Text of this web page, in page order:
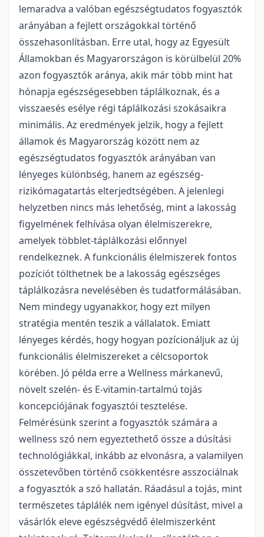
lemaradva a valóban egészségtudatos fogyasztók
arányában a fejlett országokkal történő
összehasonlításban. Erre utal, hogy az Egyesült
Államokban és Magyarországon is körülbelül 20%
azon fogyasztók aránya, akik már több mint hat
hónapja egészségesebben táplálkoznak, és a
visszaesés esélye régi táplálkozási szokásaikra
minimális. Az eredmények jelzik, hogy a fejlett
államok és Magyarország között nem az
egészségtudatos fogyasztók arányában van
lényeges különbség, hanem az egészség-
rizikómagatartás elterjedtségében. A jelenlegi
helyzetben nincs más lehetőség, mint a lakosság
figyelmének felhívása olyan élelmiszerekre,
amelyek többlet-táplálkozási előnnyel
rendelkeznek. A funkcionális élelmiszerek fontos
pozíciót tölthetnek be a lakosság egészséges
táplálkozásra nevelésében és tudatformálásában.
Nem mindegy ugyanakkor, hogy ezt milyen
stratégia mentén teszik a vállalatok. Emiatt
lényeges kérdés, hogy hogyan pozícionáljuk az új
funkcionális élelmiszereket a célcsoportok
körében. Jó példa erre a Wellness márkanevű,
növelt szelén- és E-vitamin-tartalmú tojás
koncepciójának fogyasztói tesztelése.
Felmérésünk szerint a fogyasztók számára a
wellness szó nem egyeztethető össze a dúsítási
technológiákkal, inkább az elvonásra, a valamilyen
összetevőben történő csökkentésre asszociálnak
a fogyasztók a szó hallatán. Ráadásul a tojás, mint
természetes táplálék nem igényel dúsítást, mivel a
vásárlók eleve egészségvédő élelmiszerként